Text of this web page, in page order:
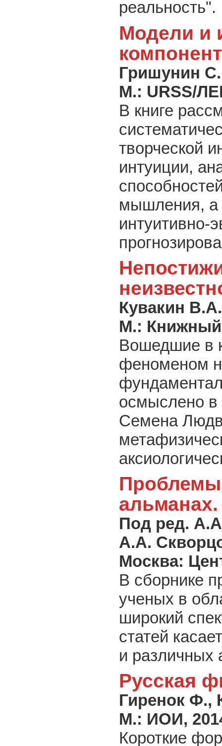
реальность".
Модели и
Гришунин
М.: URSS/
В книге
творческой
интуиции,
мышления, а
интуитивно-
Кувакин В.А.
М.:
Вошедшие в
феноменом
осмыслено в
Семена
Проблемы
Под ред.
А.А.
Москва:
В сборнике
ученых в
широкий
статей
и различных
Русская
Гиренок Ф.,
М.: ИОИ,
Короткие